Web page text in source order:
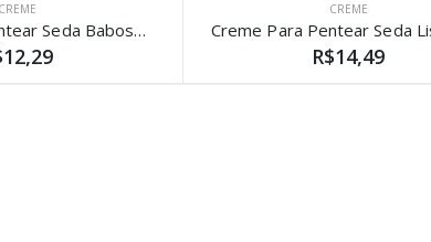
CREME
Creme Para Pentear Seda Babosa + Óleos By Rayza 300ml
CREME
R$14,49